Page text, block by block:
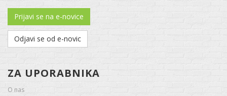
Prijavi se na e-novice
Odjavi se od e-novic
ZA UPORABNIKA
O nas